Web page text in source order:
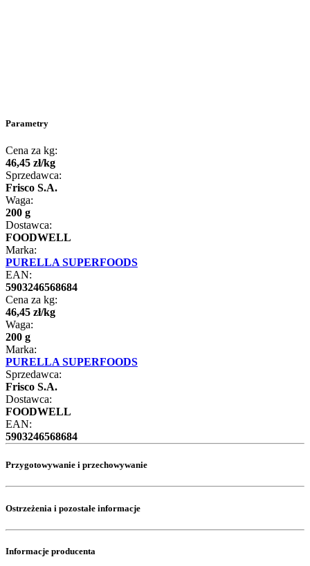
Parametry
Cena za kg:
46,45 zł/kg
Sprzedawca:
Frisco S.A.
Waga:
200 g
Dostawca:
FOODWELL
Marka:
PURELLA SUPERFOODS
EAN:
5903246568684
Cena za kg:
46,45 zł/kg
Waga:
200 g
Marka:
PURELLA SUPERFOODS
Sprzedawca:
Frisco S.A.
Dostawca:
FOODWELL
EAN:
5903246568684
Przygotowywanie i przechowywanie
Ostrzeżenia i pozostałe informacje
Informacje producenta